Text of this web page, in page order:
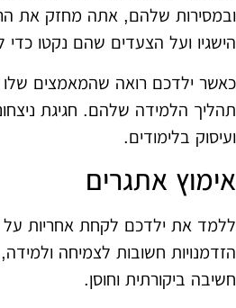
ובמסירות שלהם, אתה מחזק את
הישגיו ועל הצעדים שהם נקטו כדי
כאשר ילדכם רואה שהמאמצים שלו
תהליך הלמידה שלהם. חגיגת
ועיסוק בלימודים.
אימוץ אתגרים
ללמד את ילדכם לקחת אחריות על
הזדמנויות חשובות לצמיחה
חשיבה ביקורתית וחוסן.